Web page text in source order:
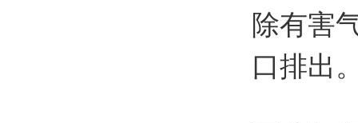
除有害
口排出